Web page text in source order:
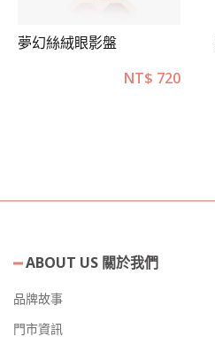
夢幻絲絨眼影盤
NT$ 720
ABOUT US 關於我們
品牌故事
門市資訊